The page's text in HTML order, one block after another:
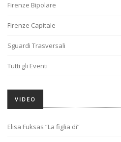
Firenze Bipolare
Firenze Capitale
Sguardi Trasversali
Tutti gli Eventi
VIDEO
Elisa Fuksas “La figlia di”